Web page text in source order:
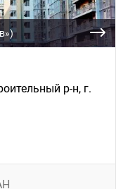
р-н, г.